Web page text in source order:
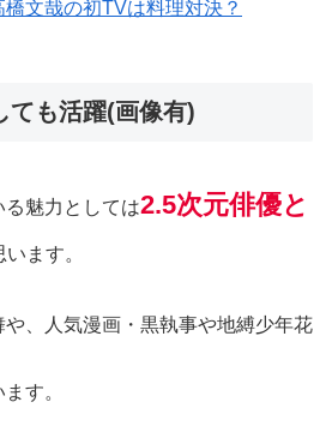
文哉の初TVは料理対決？
ても活躍(画像有)
魅力としては2.5次元俳優と
ます。
や、人気漫画・黒執事や地縛少年花
す。